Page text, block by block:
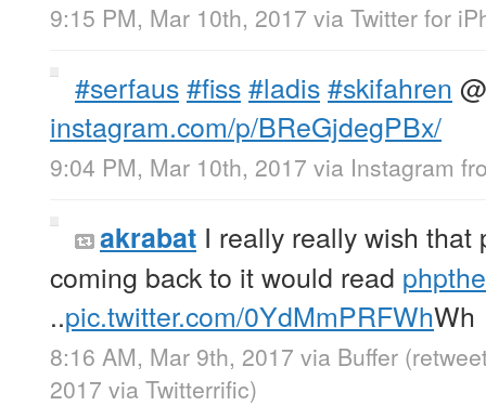
9:15 PM, Mar 10th, 2017 via Twitter for
#serfaus#fiss#ladis#skifahren
instagram.com/p/BReGjdegPBx/
9:04 PM, Mar 10th, 2017 via Instagram
akrabat I really really wish
coming back to it would read
..pic.twitter.com/0YdMmPRFWhWh
8:16 AM, Mar 9th, 2017 via Buffer
2017 via Twitterrific)